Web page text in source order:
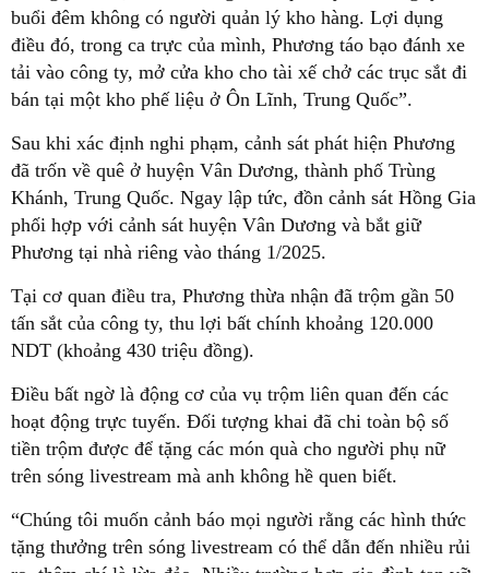
buổi đêm không có người quản lý kho hàng. Lợi dụng
điều đó, trong ca trực của mình, Phương táo bạo đánh xe
tải vào công ty, mở cửa kho cho tài xế chở các trục sắt đi
bán tại một kho phế liệu ở Ôn Lĩnh, Trung Quốc”.
Sau khi xác định nghi phạm, cảnh sát phát hiện Phương
đã trốn về quê ở huyện Vân Dương, thành phố Trùng
Khánh, Trung Quốc. Ngay lập tức, đồn cảnh sát Hồng Gia
phối hợp với cảnh sát huyện Vân Dương và bắt giữ
Phương tại nhà riêng vào tháng 1/2025.
Tại cơ quan điều tra, Phương thừa nhận đã trộm gần 50
tấn sắt của công ty, thu lợi bất chính khoảng 120.000
NDT (khoảng 430 triệu đồng).
Điều bất ngờ là động cơ của vụ trộm liên quan đến các
hoạt động trực tuyến. Đối tượng khai đã chi toàn bộ số
tiền trộm được để tặng các món quà cho người phụ nữ
trên sóng livestream mà anh không hề quen biết.
“Chúng tôi muốn cảnh báo mọi người rằng các hình thức
tặng thưởng trên sóng livestream có thể dẫn đến nhiều rủi